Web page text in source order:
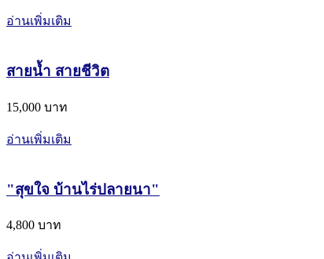
อ่านเพิ่มเติม
สายน้ำ สายชีวิต
15,000 บาท
อ่านเพิ่มเติม
"สุขใจ​ บ้านไร่​ปลายนา"
4,800 บาท